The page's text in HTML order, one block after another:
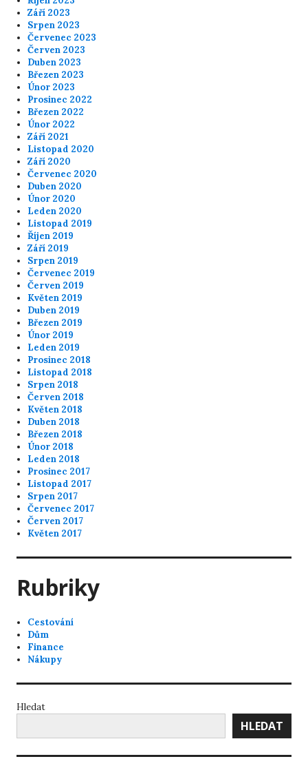
Září 2023
Srpen 2023
Červenec 2023
Červen 2023
Duben 2023
Březen 2023
Únor 2023
Prosinec 2022
Březen 2022
Únor 2022
Září 2021
Listopad 2020
Září 2020
Červenec 2020
Duben 2020
Únor 2020
Leden 2020
Listopad 2019
Říjen 2019
Září 2019
Srpen 2019
Červenec 2019
Červen 2019
Květen 2019
Duben 2019
Březen 2019
Únor 2019
Leden 2019
Prosinec 2018
Listopad 2018
Srpen 2018
Červen 2018
Květen 2018
Duben 2018
Březen 2018
Únor 2018
Leden 2018
Prosinec 2017
Listopad 2017
Srpen 2017
Červenec 2017
Červen 2017
Květen 2017
Rubriky
Cestování
Dům
Finance
Nákupy
Hledat
HLEDAT